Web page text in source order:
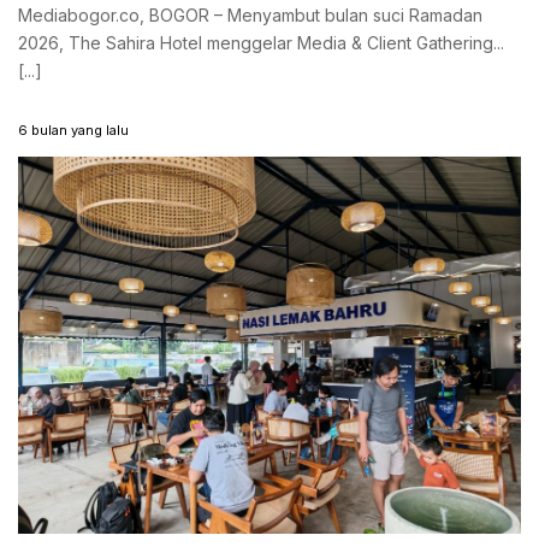
Mediabogor.co, BOGOR – Menyambut bulan suci Ramadan
2026, The Sahira Hotel menggelar Media & Client Gathering...
[...]
6 bulan yang lalu